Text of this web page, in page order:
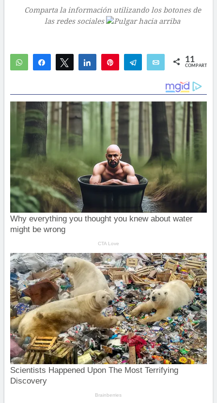
Comparta la información utilizando los botones de
las redes sociales
WhatsAppCompartirTwittear Compartir Telegram Email 11
COMPARTIR